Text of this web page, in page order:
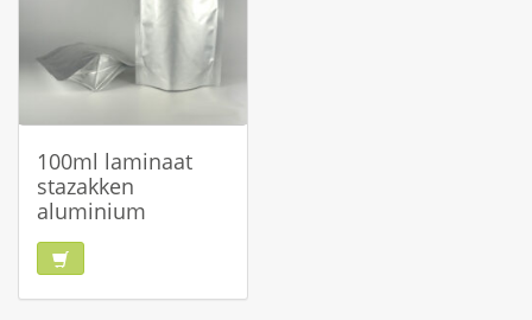
100ml laminaat
stazakken
aluminium